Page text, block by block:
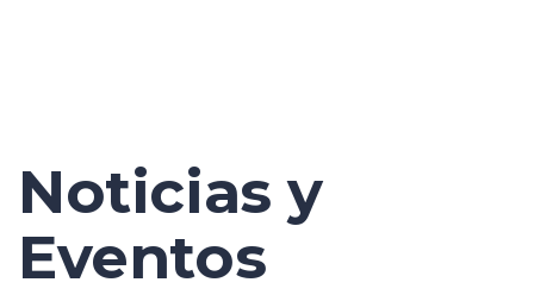
Noticias y
Eventos